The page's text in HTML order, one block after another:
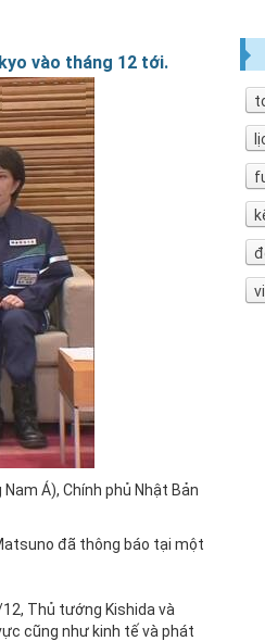
vào tháng 12 tới.
Á), Chính phủ Nhật Bản
đã thông báo tại một
Thủ tướng Kishida và
cũng như kinh tế và phát